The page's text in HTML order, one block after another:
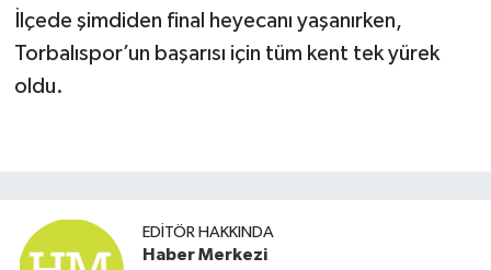
İlçede şimdiden final heyecanı yaşanırken,
Torbalıspor’un başarısı için tüm kent tek yürek
oldu.
EDITÖR HAKKINDA
Haber Merkezi